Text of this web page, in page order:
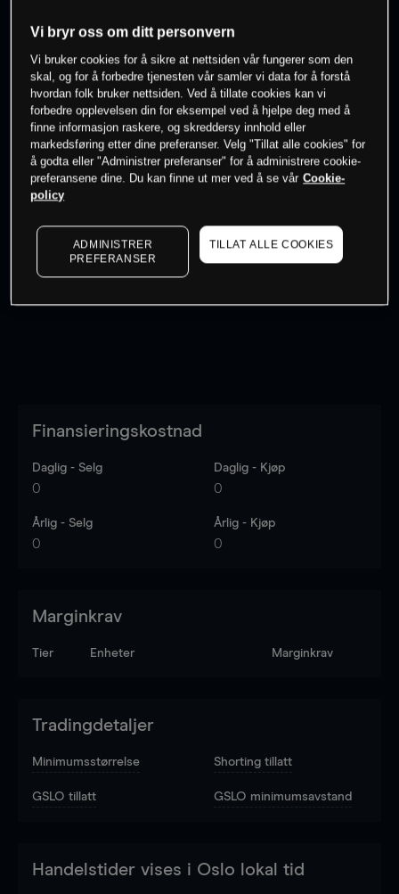
-
0% av kunder erpå dette instrumentet
Søk om konto
Log in
Finansieringskostnad
Daglig - Selg
0
Daglig - Kjøp
0
Årlig - Selg
0
Årlig - Kjøp
0
Marginkrav
Tier Enheter Marginkrav
Tradingdetaljer
Minimumsstørrelse Shorting tillatt
GSLO tillatt GSLO minimumsavstand
Handelstider vises i Oslo lokal tid
Vi bryr oss om ditt personvern
Vi bruker cookies for å sikre at nettsiden vår fungerer som den
skal, og for å forbedre tjenesten vår samler vi data for å forstå
hvordan folk bruker nettsiden. Ved å tillate cookies kan vi
forbedre opplevelsen din for eksempel ved å hjelpe deg med å
finne informasjon raskere, og skreddersy innhold eller
markedsføring etter dine preferanser. Velg "Tillat alle cookies" for
å godta eller "Administrer preferanser" for å administrere cookie-
preferansene dine. Du kan finne ut mer ved å se vår Cookie-
policy
ADMINISTRER
PREFERANSER
TILLAT ALLE COOKIES